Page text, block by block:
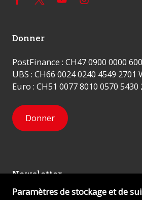
Donner
PostFinance : CH47 0900 0000
UBS : CH66 0024 0240 4549 2701
Euro : CH51 0077 8010 0570 5430
Donner
Newsletter
Paramètres de stockage et de